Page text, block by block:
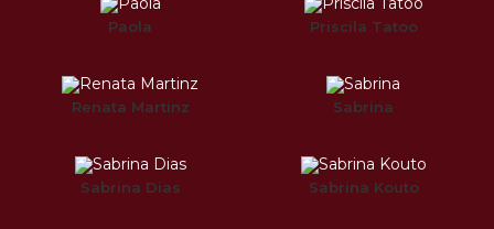
Paola Priscila Tatoo
Renata Martinz Sabrina
Sabrina Dias Sabrina Kouto